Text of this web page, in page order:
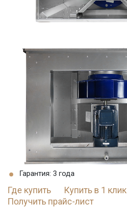
Гарантия: 3 года
Где купить
Купить в 1 клик
Получить прайс-лист